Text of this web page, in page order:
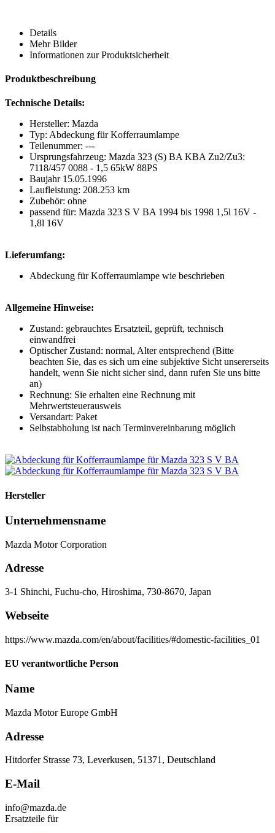
Details
Mehr Bilder
Informationen zur Produktsicherheit
Produktbeschreibung
Technische Details:
Hersteller: Mazda
Typ: Abdeckung für Kofferraumlampe
Teilenummer: ---
Ursprungsfahrzeug: Mazda 323 (S) BA KBA Zu2/Zu3:
7118/457 0088 - 1,5 65kW 88PS
Baujahr 15.05.1996
Laufleistung: 208.253 km
Zubehör: ohne
passend für: Mazda 323 S V BA 1994 bis 1998 1,5l 16V -
1,8l 16V
Lieferumfang:
Abdeckung für Kofferraumlampe wie beschrieben
Allgemeine Hinweise:
Zustand: gebrauchtes Ersatzteil, geprüft, technisch
einwandfrei
Optischer Zustand: normal, Alter entsprechend (Bitte
beachten Sie, das es sich um eine subjektive Sicht unsererseits
handelt, wenn Sie nicht sicher sind, dann rufen Sie uns bitte
an)
Rechnung: Sie erhalten eine Rechnung mit
Mehrwertsteuerausweis
Versandart: Paket
Selbstabholung ist nach Terminvereinbarung möglich
Hersteller
Unternehmensname
Mazda Motor Corporation
Adresse
3-1 Shinchi, Fuchu-cho, Hiroshima, 730-8670, Japan
Webseite
https://www.mazda.com/en/about/facilities/#domestic-facilities_01
EU verantwortliche Person
Name
Mazda Motor Europe GmbH
Adresse
Hitdorfer Strasse 73, Leverkusen, 51371, Deutschland
E-Mail
info@mazda.de
Ersatzteile für